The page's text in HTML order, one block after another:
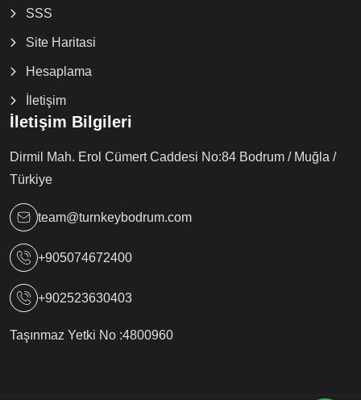
SSS
Site Haritasi
Hesaplama
İletişim
İletişim Bilgileri
Dirmil Mah. Erol Cümert Caddesi No:84 Bodrum / Muğla /
Türkiye
team@turnkeybodrum.com
+905074672400
+902523630403
Taşınmaz Yetki No :4800960